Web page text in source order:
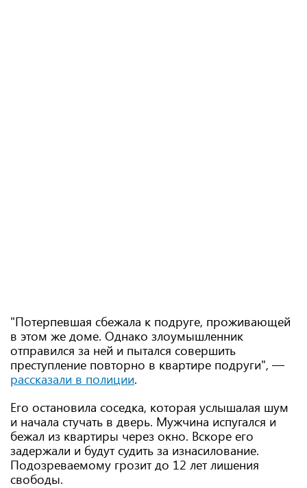
"Потерпевшая сбежала к подруге, проживающей
в этом же доме. Однако злоумышленник
отправился за ней и пытался совершить
преступление повторно в квартире подруги", —
рассказали в полиции.
Его остановила соседка, которая услышалая шум
и начала стучать в дверь. Мужчина испугался и
бежал из квартиры через окно. Вскоре его
задержали и будут судить за изнасилование.
Подозреваемому грозит до 12 лет лишения
свободы.